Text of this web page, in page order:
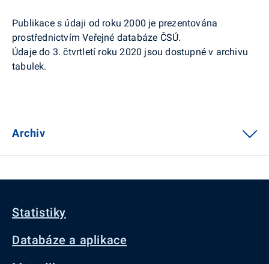
Publikace s údaji od roku 2000 je prezentována
prostřednictvím Veřejné databáze ČSÚ.
Údaje do 3. čtvrtletí roku 2020 jsou dostupné v archivu
tabulek.
Archiv
Statistiky
Databáze a aplikace